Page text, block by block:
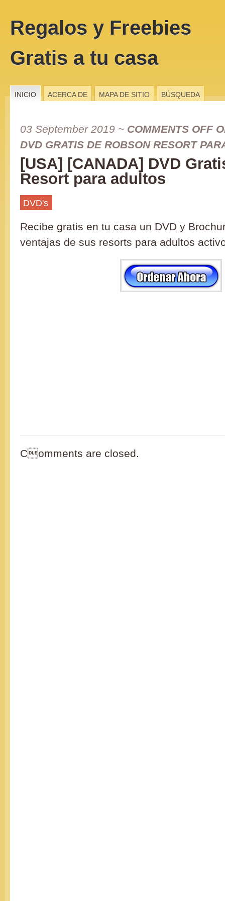
Regalos y Freebies
Gratis a tu casa
INICIO ACERCA DE MAPA DE SITIO BÚSQUEDA
03 September 2019 ~ COMMENTS OFF
DVD GRATIS DE ROBSON RESORT
[USA] [CANADA] DVD
Resort para adultos
DVD's
Recibe gratis en tu casa un DVD y
ventajas de sus resorts para adultos
Comments are closed.